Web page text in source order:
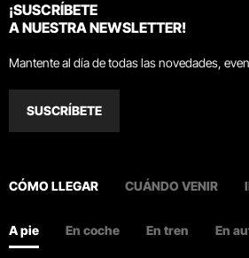
¡SUSCRÍBETE
A NUESTRA NEWSLETTER!
Mantente al día de todas las novedades,
SUSCRÍBETE
CÓMO LLEGAR CUÁNDO VENIR
A pie En coche En tren En